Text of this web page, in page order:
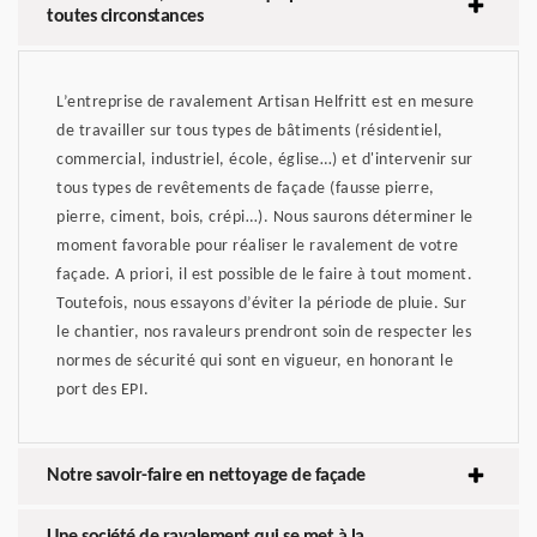
toutes circonstances
L’entreprise de ravalement Artisan Helfritt est en mesure
de travailler sur tous types de bâtiments (résidentiel,
commercial, industriel, école, église…) et d'intervenir sur
tous types de revêtements de façade (fausse pierre,
pierre, ciment, bois, crépi…). Nous saurons déterminer le
moment favorable pour réaliser le ravalement de votre
façade. A priori, il est possible de le faire à tout moment.
Toutefois, nous essayons d’éviter la période de pluie. Sur
le chantier, nos ravaleurs prendront soin de respecter les
normes de sécurité qui sont en vigueur, en honorant le
port des EPI.
Notre savoir-faire en nettoyage de façade